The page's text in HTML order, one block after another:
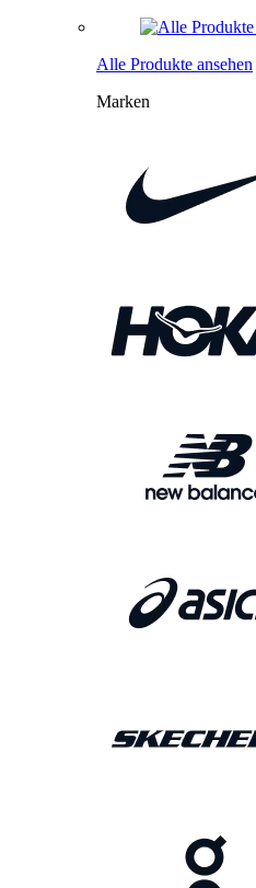
Alle Produkte ansehen
Marken